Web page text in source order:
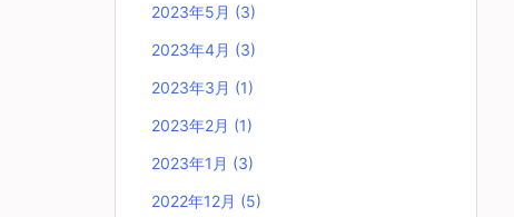
2023年5月 (3)
2023年4月 (3)
2023年3月 (1)
2023年2月 (1)
2023年1月 (3)
2022年12月 (5)